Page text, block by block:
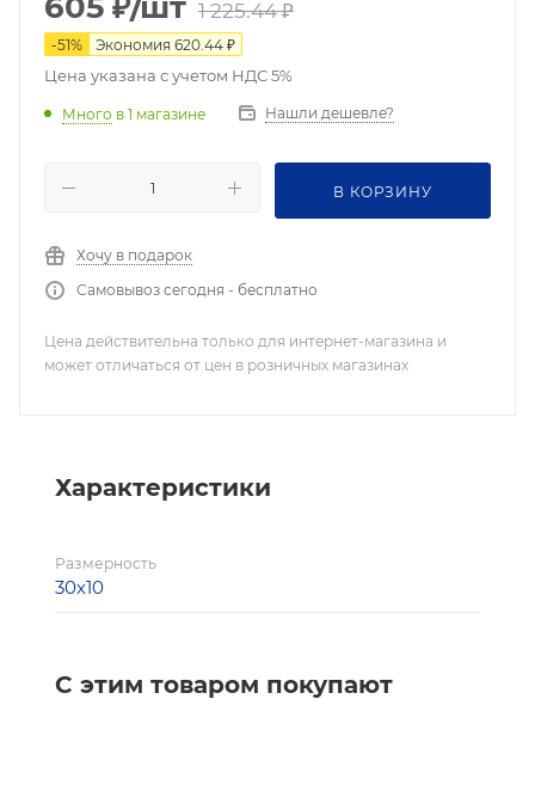
1 225.44₽
-51% Экономия 620.44 ₽
Цена указана с учетом НДС 5%
Много в 1 магазине Нашли дешевле?
В КОРЗИНУ
Хочу в подарок
Самовывоз сегодня - бесплатно
Цена действительна только для интернет-магазина и
может отличаться от цен в розничных магазинах
Характеристики
Размерность
30х10
С этим товаром покупают